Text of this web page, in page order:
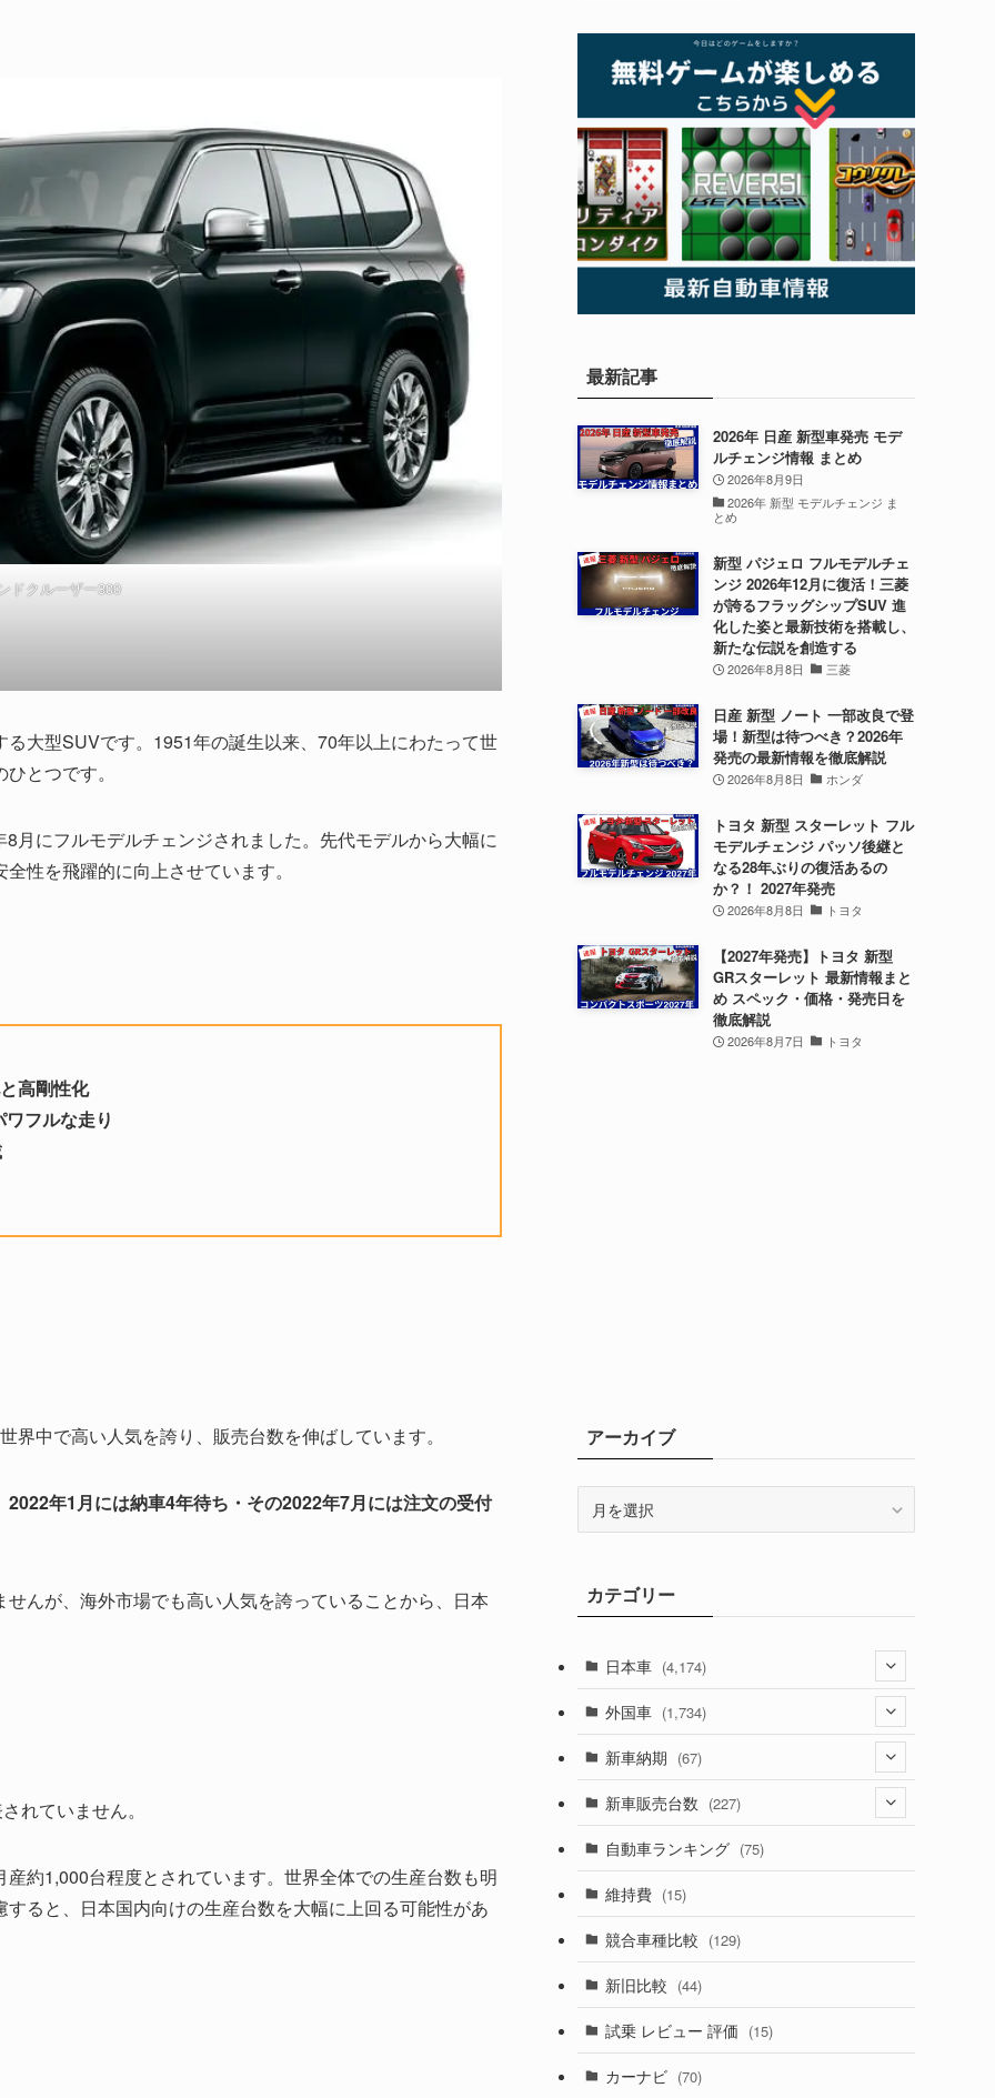
ドクルーザー300
大型SUVです。1951年の誕生以来、70年以上にわたって世
とつです。
月にフルモデルチェンジされました。先代モデルから大幅に
性を飛躍的に向上させています。
高剛性化
フルな走り
中で高い人気を誇り、販売台数を伸ばしています。
2022年1月には納車4年待ち・その2022年7月には注文の受付
んが、海外市場でも高い人気を誇っていることから、日本
れていません。
約1,000台程度とされています。世界全体での生産台数も明
ると、日本国内向けの生産台数を大幅に上回る可能性があ
最新記事
2026年 日産 新型車発売 モデ
ルチェンジ情報 まとめ
2026年8月9日
2026年 新型 モデルチェンジ ま
とめ
新型 パジェロ フルモデルチェ
ンジ 2026年12月に復活！三菱
が誇るフラッグシップSUV 進
化した姿と最新技術を搭載し、
新たな伝説を創造する
2026年8月8日 三菱
日産 新型 ノート 一部改良で登
場！新型は待つべき？2026年
発売の最新情報を徹底解説
2026年8月8日 ホンダ
トヨタ 新型 スターレット フル
モデルチェンジ パッソ後継と
なる28年ぶりの復活あるの
か？！ 2027年発売
2026年8月8日 トヨタ
【2027年発売】トヨタ 新型
GRスターレット 最新情報まと
め スペック・価格・発売日を
徹底解説
2026年8月7日 トヨタ
アーカイブ
ブカテゴリー
日本車 (4,174)
(1,321)
(329)
(526)
(357)
(328)
(194)
(230)
(253)
外国車 (1,734)
(188)
(242)
(85)
(84)
(14)
(222)
(50)
(58)
新車納期 (67)
(28)
(8)
(3)
(3)
(5)
新車販売台数 (227)
(21)
(5)
(7)
自動車ランキング (75)
維持費 (15)
競合車種比較 (129)
新旧比較 (44)
試乗 レビュー 評価 (15)
カーナビ (70)